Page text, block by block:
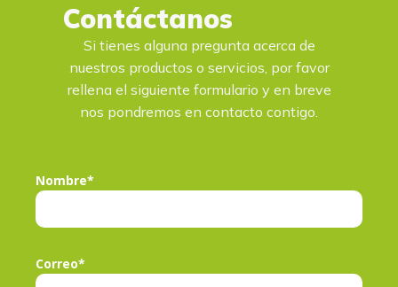
Contáctanos
Si tienes alguna pregunta acerca de
nuestros productos o servicios, por favor
rellena el siguiente formulario y en breve
nos pondremos en contacto contigo.
Nombre*
Correo*